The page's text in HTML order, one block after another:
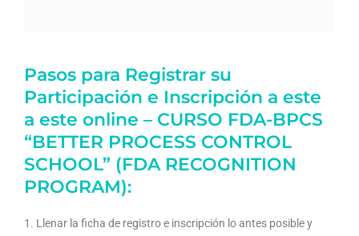
Pasos para Registrar su
Participación e Inscripción a este
a este online – CURSO FDA-BPCS
“BETTER PROCESS CONTROL
SCHOOL” (FDA RECOGNITION
PROGRAM):
Llenar la ficha de registro e inscripción lo antes posible y